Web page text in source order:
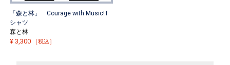
「森と林」 Courage with Music!T
シャツ
森と林
¥3,300 ［税込］